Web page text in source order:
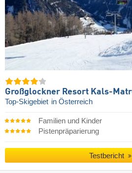
Großglockner Resort Kals-
Top-Skigebiet in Österreich
Familien und Kinder
Pistenpräparierung
Testbericht